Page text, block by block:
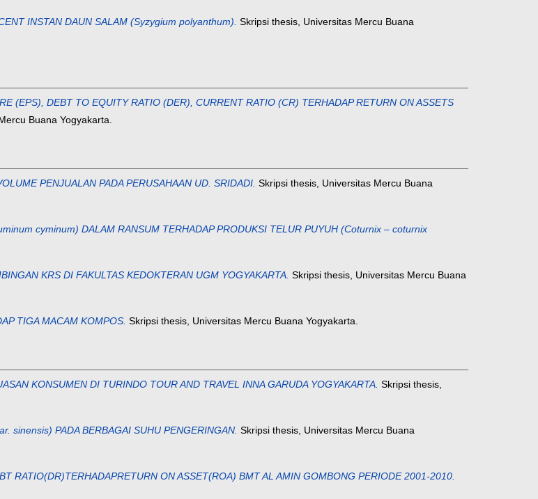
INSTAN DAUN SALAM (Syzygium polyanthum). Skripsi thesis, Universitas Mercu Buana
(EPS), DEBT TO EQUITY RATIO (DER), CURRENT RATIO (CR) TERHADAP RETURN ON ASSETS
Buana Yogyakarta.
PENJUALAN PADA PERUSAHAAN UD. SRIDADI. Skripsi thesis, Universitas Mercu Buana
cyminum) DALAM RANSUM TERHADAP PRODUKSI TELUR PUYUH (Coturnix – coturnix
KRS DI FAKULTAS KEDOKTERAN UGM YOGYAKARTA. Skripsi thesis, Universitas Mercu Buana
TIGA MACAM KOMPOS. Skripsi thesis, Universitas Mercu Buana Yogyakarta.
KONSUMEN DI TURINDO TOUR AND TRAVEL INNA GARUDA YOGYAKARTA. Skripsi thesis,
sinensis) PADA BERBAGAI SUHU PENGERINGAN. Skripsi thesis, Universitas Mercu Buana
RATIO(DR)TERHADAPRETURN ON ASSET(ROA) BMT AL AMIN GOMBONG PERIODE 2001-2010.